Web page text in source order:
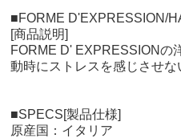
■FORME D'EXPRESSION/
[商品説明]
FORME D' EXPRESSIONの
動時にストレスを感じさせ
■SPECS[製品仕様]
原産国：イタリア